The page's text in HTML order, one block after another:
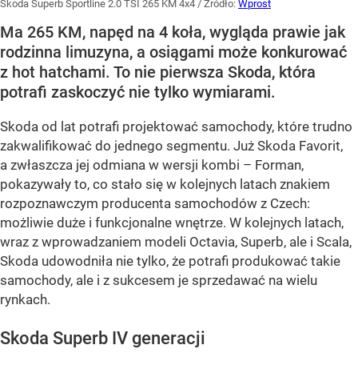
Skoda Superb Sportline 2.0 TSI 265 KM 4x4 / Źródło: Wprost
Ma 265 KM, napęd na 4 koła, wygląda prawie jak
rodzinna limuzyna, a osiągami może konkurować
z hot hatchami. To nie pierwsza Skoda, która
potrafi zaskoczyć nie tylko wymiarami.
Skoda od lat potrafi projektować samochody, które trudno
zakwalifikować do jednego segmentu. Już Skoda Favorit,
a zwłaszcza jej odmiana w wersji kombi – Forman,
pokazywały to, co stało się w kolejnych latach znakiem
rozpoznawczym producenta samochodów z Czech:
możliwie duże i funkcjonalne wnętrze. W kolejnych latach,
wraz z wprowadzaniem modeli Octavia, Superb, ale i Scala,
Skoda udowodniła nie tylko, że potrafi produkować takie
samochody, ale i z sukcesem je sprzedawać na wielu
rynkach.
Skoda Superb IV generacji